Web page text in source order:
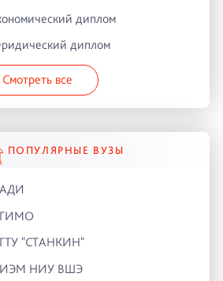
диплом
диплом
Смотреть все
ПОПУЛЯРНЫЕ ВУЗЫ
"СТАНКИН"
НИУ ВШЭ